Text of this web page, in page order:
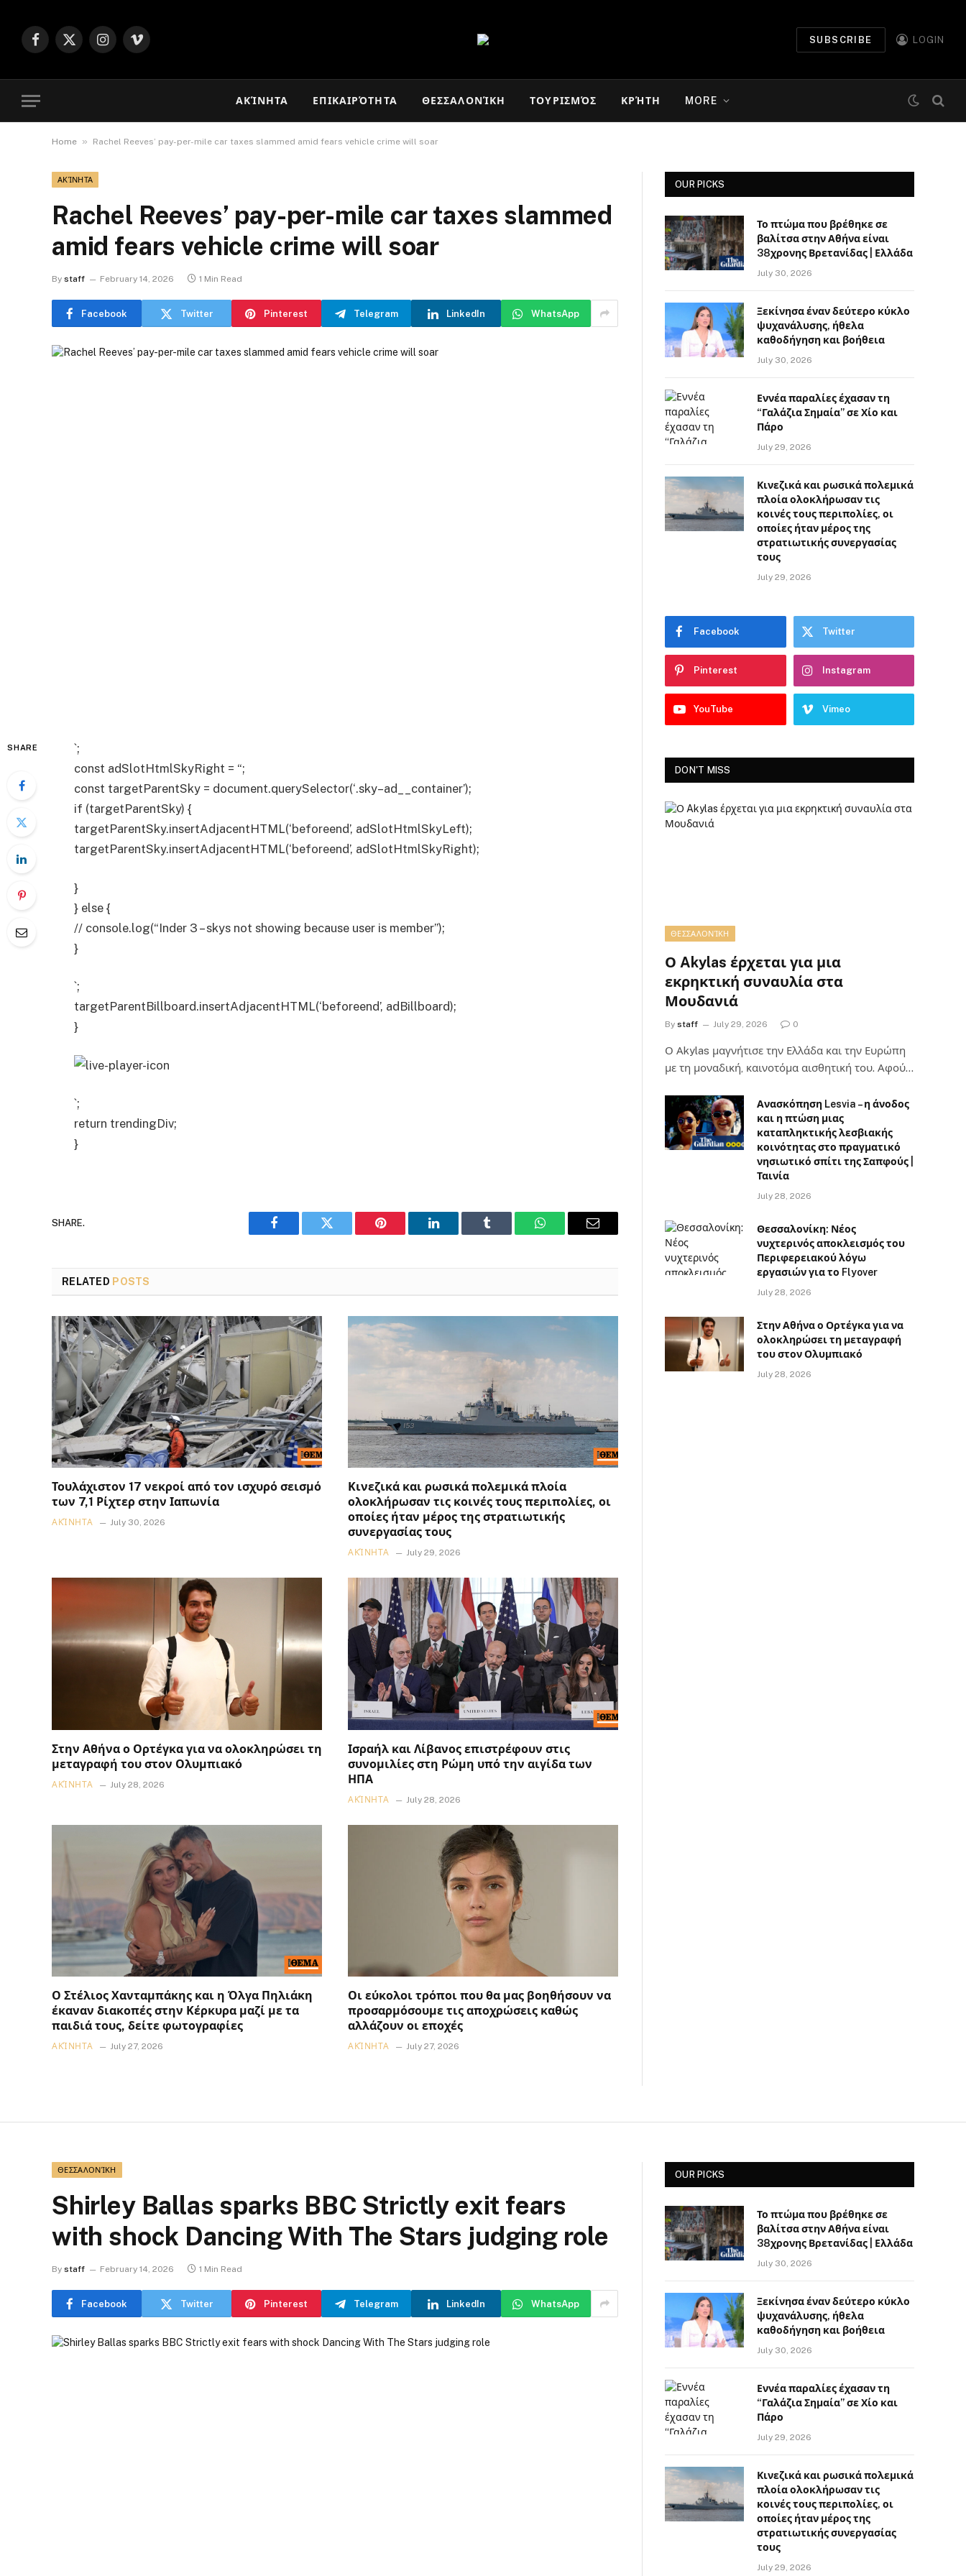
Facebook
X
Instagram
Vimeo
SUBSCRIBE LOGIN
ΑΚΊΝΗΤΑ ΕΠΙΚΑΙΡΌΤΗΤΑ ΘΕΣΣΑΛΟΝΊΚΗ ΤΟΥΡΙΣΜΌΣ ΚΡΉΤΗ MORE
Home » Rachel Reeves’ pay-per-mile car taxes slammed amid fears vehicle crime will soar
ΑΚΊΝΗΤΑ
Rachel Reeves’ pay-per-mile car taxes slammed
amid fears vehicle crime will soar
By staff February 14, 2026 1 Min Read
Facebook Twitter Pinterest Telegram LinkedIn WhatsApp
SHARE
`;
const adSlotHtmlSkyRight = “;
const targetParentSky = document.querySelector(‘.sky–ad__container’);
if (targetParentSky) {
targetParentSky.insertAdjacentHTML(‘beforeend’, adSlotHtmlSkyLeft);
targetParentSky.insertAdjacentHTML(‘beforeend’, adSlotHtmlSkyRight);
}
} else {
// console.log(“Inder 3 – skys not showing because user is member”);
}
`;
targetParentBillboard.insertAdjacentHTML(‘beforeend’, adBillboard);
}
`;
return trendingDiv;
}
SHARE.
Facebook Twitter Pinterest LinkedIn Tumblr WhatsAppEmail
RELATED POSTS
Τουλάχιστον 17 νεκροί από τον ισχυρό σεισμό
των 7,1 Ρίχτερ στην Ιαπωνία
ΑΚΊΝΗΤΑ July 30, 2026
Κινεζικά και ρωσικά πολεμικά πλοία
ολοκλήρωσαν τις κοινές τους περιπολίες, οι
οποίες ήταν μέρος της στρατιωτικής
συνεργασίας τους
ΑΚΊΝΗΤΑ July 29, 2026
Στην Αθήνα ο Ορτέγκα για να ολοκληρώσει τη
μεταγραφή του στον Ολυμπιακό
ΑΚΊΝΗΤΑ July 28, 2026
Ισραήλ και Λίβανος επιστρέφουν στις
συνομιλίες στη Ρώμη υπό την αιγίδα των
ΗΠΑ
ΑΚΊΝΗΤΑ July 28, 2026
Ο Στέλιος Χανταμπάκης και η Όλγα Πηλιάκη
έκαναν διακοπές στην Κέρκυρα μαζί με τα
παιδιά τους, δείτε φωτογραφίες
ΑΚΊΝΗΤΑ July 27, 2026
Οι εύκολοι τρόποι που θα μας βοηθήσουν να
προσαρμόσουμε τις αποχρώσεις καθώς
αλλάζουν οι εποχές
ΑΚΊΝΗΤΑ July 27, 2026
OUR PICKS
Το πτώμα που βρέθηκε σε
βαλίτσα στην Αθήνα είναι
38χρονης Βρετανίδας | Ελλάδα
July 30, 2026
Ξεκίνησα έναν δεύτερο κύκλο
ψυχανάλυσης, ήθελα
καθοδήγηση και βοήθεια
July 30, 2026
Εννέα παραλίες έχασαν τη
“Γαλάζια Σημαία” σε Χίο και
Πάρο
July 29, 2026
Κινεζικά και ρωσικά πολεμικά
πλοία ολοκλήρωσαν τις
κοινές τους περιπολίες, οι
οποίες ήταν μέρος της
στρατιωτικής συνεργασίας
τους
July 29, 2026
Facebook Twitter
Pinterest Instagram
YouTube Vimeo
DON'T MISS
ΘΕΣΣΑΛΟΝΊΚΗ
Ο Akylas έρχεται για μια
εκρηκτική συναυλία στα
Μουδανιά
By staff July 29, 2026 0
Ο Αkylas μαγνήτισε την Ελλάδα και την Ευρώπη
με τη μοναδική, καινοτόμα αισθητική του. Αφού…
Ανασκόπηση Lesvia – η άνοδος
και η πτώση μιας
καταπληκτικής λεσβιακής
κοινότητας στο πραγματικό
νησιωτικό σπίτι της Σαπφούς |
Ταινία
July 28, 2026
Θεσσαλονίκη: Νέος
νυχτερινός αποκλεισμός του
Περιφερειακού λόγω
εργασιών για το Flyover
July 28, 2026
Στην Αθήνα ο Ορτέγκα για να
ολοκληρώσει τη μεταγραφή
του στον Ολυμπιακό
July 28, 2026
ΘΕΣΣΑΛΟΝΊΚΗ
Shirley Ballas sparks BBC Strictly exit fears
with shock Dancing With The Stars judging role
By staff February 14, 2026 1 Min Read
Facebook Twitter Pinterest Telegram LinkedIn WhatsApp
OUR PICKS
Το πτώμα που βρέθηκε σε
βαλίτσα στην Αθήνα είναι
38χρονης Βρετανίδας | Ελλάδα
July 30, 2026
Ξεκίνησα έναν δεύτερο κύκλο
ψυχανάλυσης, ήθελα
καθοδήγηση και βοήθεια
July 30, 2026
Εννέα παραλίες έχασαν τη
“Γαλάζια Σημαία” σε Χίο και
Πάρο
July 29, 2026
Κινεζικά και ρωσικά πολεμικά
πλοία ολοκλήρωσαν τις
κοινές τους περιπολίες, οι
οποίες ήταν μέρος της
στρατιωτικής συνεργασίας
τους
July 29, 2026